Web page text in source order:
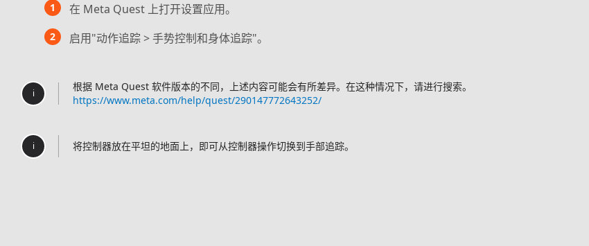
1 在 Meta Quest 上打开设置应用。
2 启用"动作追踪 > 手势控制和身体追踪"。
i
根据 Meta Quest 软件版本的不同，上述内容可能会有所差异。在这种情况下，请进行搜索。
https://www.meta.com/help/quest/290147772643252/
i 将控制器放在平坦的地面上，即可从控制器操作切换到手部追踪。